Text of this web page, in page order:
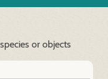
or objects